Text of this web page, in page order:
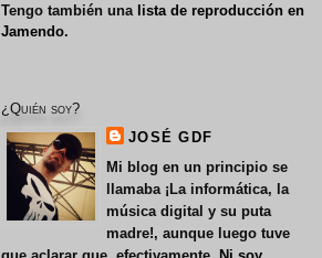
Tengo también una lista de reproducción en
Jamendo.
¿Quién soy?
JOSÉ GDF
Mi blog en un principio se
llamaba ¡La informática, la
música digital y su puta
madre!, aunque luego tuve
que aclarar que, efectivamente, Ni soy